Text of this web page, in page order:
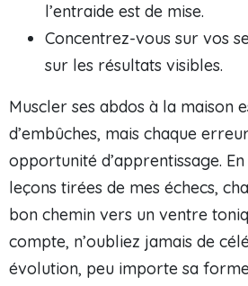
l’entraide est de mise.
Concentrez-vous sur vos
sur les résultats visibles.
Muscler ses abdos à la maison
d’embûches, mais chaque
opportunité d’apprentissage.
leçons tirées de mes échecs,
bon chemin vers un ventre
compte, n’oubliez jamais de
évolution, peu importe sa